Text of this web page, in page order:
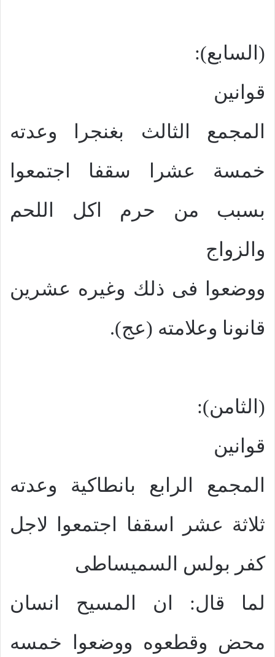
(السابع):
قوانين
المجمع الثالث بغنجرا وعدته
خمسة عشرا سقفا اجتمعوا
بسبب من حرم اكل اللحم
والزواج
ووضعوا فى ذلك وغيره عشرين
قانونا وعلامته (عج).
(الثامن):
قوانين
المجمع الرابع بانطاكية وعدته
ثلاثة عشر اسقفا اجتمعوا لاجل
كفر بولس السميساطى
لما قال: ان المسيح انسان
محض وقطعوه ووضعوا خمسه